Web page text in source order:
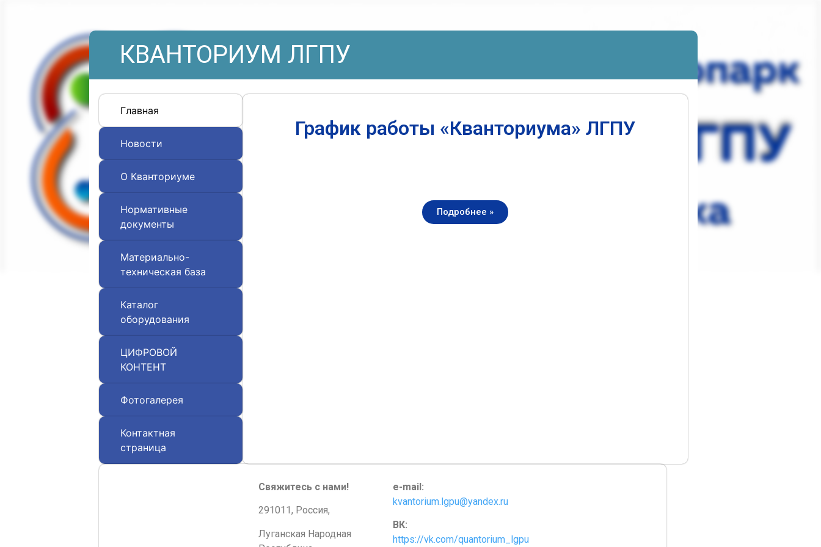
КВАНТОРИУМ ЛГПУ
Главная
Новости
О Кванториуме
Нормативные
документы
Материально-
техническая база
Каталог
оборудования
ЦИФРОВОЙ
КОНТЕНТ
Фотогалерея
Контактная
страница
График работы «Кванториума» ЛГПУ
Подробнее »
Свяжитесь с нами!
291011, Россия,
Луганская Народная
e-mail:
kvantorium.lgpu@yandex.ru
ВК:
https://vk.com/quantorium_lgpu